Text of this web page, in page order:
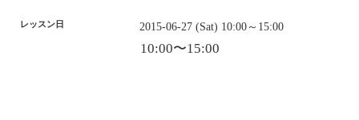
レッスン日 2015-06-27 (Sat) 10:00～15:00
10:00〜15:00